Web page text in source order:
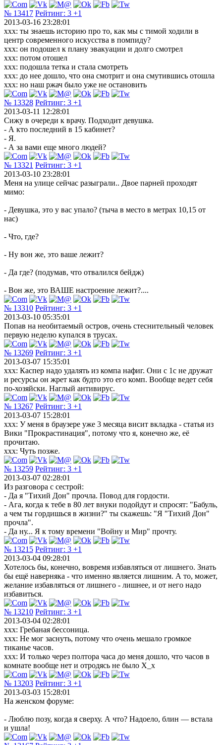
№ 13417 Рейтинг: 3 +1
2013-03-16 23:28:01
xxx: ты знаешь историю про то, как мы с тимой ходили в
центр современного искусства в помпиду?
xxx: он подошел к плану эвакуации и долго смотрел
xxx: потом отошел
xxx: подошла тетка и стала смотреть
xxx: до нее дошло, что она смотрит и она смутившись отошла
xxx: но наш ржач было уже не остановить
№ 13328 Рейтинг: 3 +1
2013-03-11 12:28:01
Сижу в очереди к врачу. Подходит девушка.
- А кто последний в 15 кабинет?
- Я.
- А за вами еще много людей?
№ 13321 Рейтинг: 3 +1
2013-03-10 23:28:01
Меня на улице сейчас разыграли.. Двое парней проходят
мимо:
- Девушка, это у вас упало? (тыча в место в метрах 10,15 от
нас)
- Что, где?
- Ну вон же, это ваше лежит?
- Да где? (подумав, что отвалился бейдж)
- Вон же, это ВАШЕ настроение лежит?....
№ 13310 Рейтинг: 3 +1
2013-03-10 05:35:01
Попав на необитаемый остров, очень стеснительный человек
первую неделю купался в трусах.
№ 13269 Рейтинг: 3 +1
2013-03-07 15:35:01
xxx: Каспер надо удалять из компа нафиг. Они с 1с не дружат
и ресурсы он жрет как будто это его комп. Вообще ведет себя
по-хозяйски. Наглый антивирус.
№ 13267 Рейтинг: 3 +1
2013-03-07 15:28:01
xxx: У меня в браузере уже 3 месяца висит вкладка - статья из
Вики "Прокрастинация", потому что я, конечно же, её
прочитаю.
xxx: Чуть позже.
№ 13259 Рейтинг: 3 +1
2013-03-07 02:28:01
Из разговора с сестрой:
- Да я "Тихий Дон" прочла. Повод для гордости.
- Ага, когда к тебе в 80 лет внуки подойдут и спросят: "Бабуль,
а чем ты гордишься в жизни?" ты скажешь: "Я "Тихий Дон"
прочла".
- Да ну... Я к тому времени "Войну и Мир" прочту.
№ 13215 Рейтинг: 3 +1
2013-03-04 09:28:01
Хотелось бы, конечно, вовремя избавляться от лишнего. Знать
бы ещё наверняка - что именно является лишним. А то, может,
желание избавляться от лишнего - лишнее, и от него надо
избавиться.
№ 13210 Рейтинг: 3 +1
2013-03-04 02:28:01
xxx: Гребаная бессоница.
xxx: Не мог заснуть, потому что очень мешало громкое
тиканье часов.
xxx: И только через полтора часа до меня дошло, что часов в
комнате вообще нет и отродясь не было X_х
№ 13203 Рейтинг: 3 +1
2013-03-03 15:28:01
На женском форуме:
- Люблю позу, когда я сверху. А что? Надоело, блин — встала
и ушла!